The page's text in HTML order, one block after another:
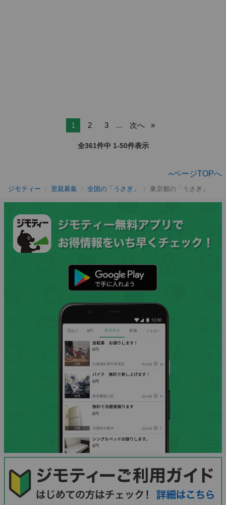
1 2 3 ... 次へ
全361件中 1-50件表示
ページTOPへ
ジモティー 里親募集 全国の「うさぎ」 東京都の「うさぎ」